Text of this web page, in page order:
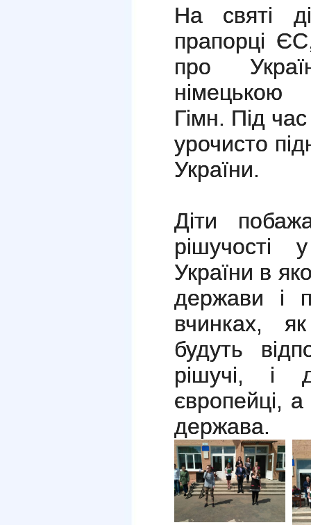
На святі
прапорці
про
німецькою
Гімн. Під
урочисто
України.
Діти
рішучості
України в
держави і
вчинках,
будуть
рішучі,
європейці,
держава.